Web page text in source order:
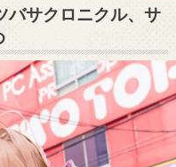
バサクロニクル、サ